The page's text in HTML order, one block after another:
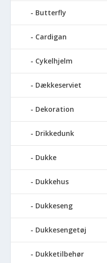
Butterfly
Cardigan
Cykelhjelm
Dækkeserviet
Dekoration
Drikkedunk
Dukke
Dukkehus
Dukkeseng
Dukkesengetøj
Dukketilbehør